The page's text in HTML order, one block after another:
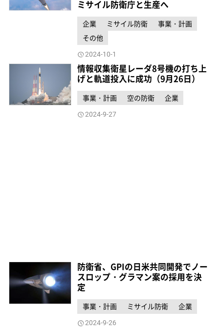
ミサイル防衛庁と生産へ
企業 ミサイル防衛
事業・計画
その他
2024-10-1
情報収集衛星レーダ8号機の打ち上
げと軌道投入に成功（9月26日）
事業・計画 空の防衛 企業
2024-9-27
防衛省、GPIの日米共同開発でノー
スロップ・グラマン案の採用を決
定
事業・計画 ミサイル防衛 企業
2024-9-26